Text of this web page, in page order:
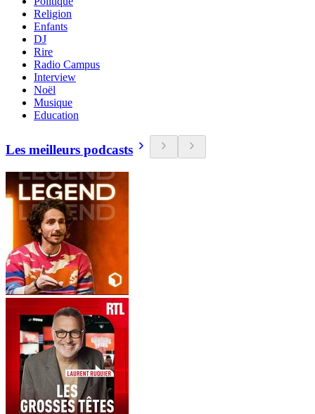
Religion
Enfants
DJ
Rire
Radio Campus
Interview
Noël
Musique
Education
Les meilleurs podcasts